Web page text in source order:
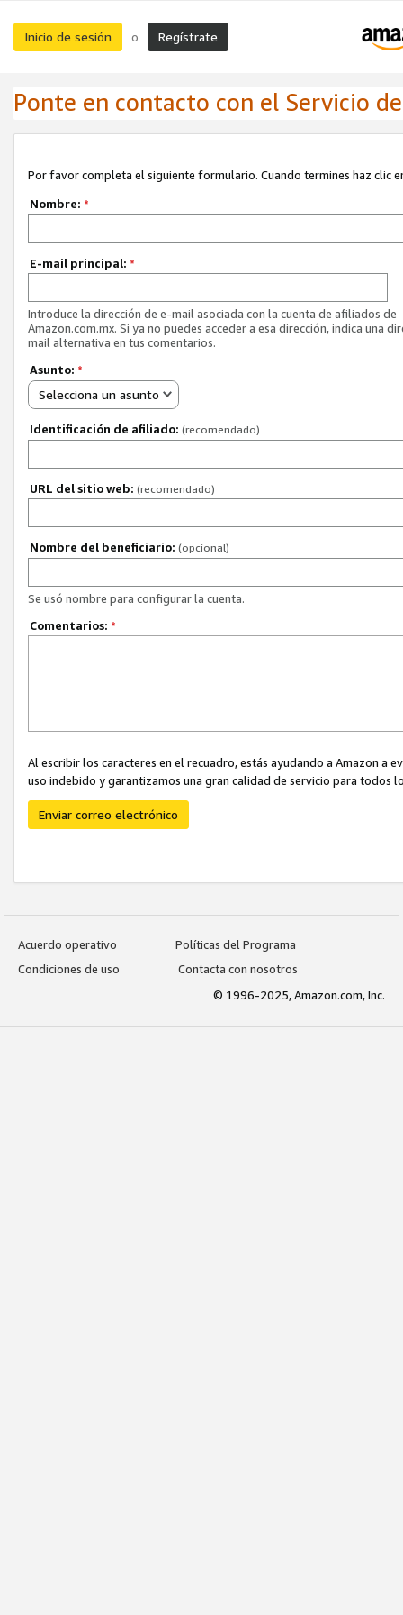
Inicio de sesión o Regístrate
Ponte en contacto con el Servicio
Por favor completa el siguiente formulario. Cuando termines haz clic
Nombre: *
E-mail principal: *
Introduce la dirección de e-mail asociada con la cuenta de afiliados de
Amazon.com.mx. Si ya no puedes acceder a esa dirección, indica una
mail alternativa en tus comentarios.
Asunto: *
Selecciona un asunto
Identificación de afiliado: (recomendado)
URL del sitio web: (recomendado)
Nombre del beneficiario: (opcional)
Se usó nombre para configurar la cuenta.
Comentarios: *
Al escribir los caracteres en el recuadro, estás ayudando a Amazon
uso indebido y garantizamos una gran calidad de servicio para todos
Enviar correo electrónico
Acuerdo operativo
Políticas del Programa
Condiciones de uso
Contacta con nosotros
© 1996-2025, Amazon.com, Inc.